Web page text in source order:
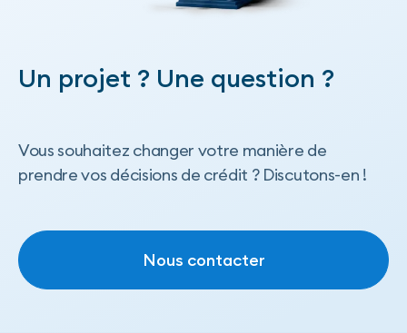
Un projet ? Une question ?
Vous souhaitez changer votre manière de
prendre vos décisions de crédit ? Discutons-en !
Nous contacter